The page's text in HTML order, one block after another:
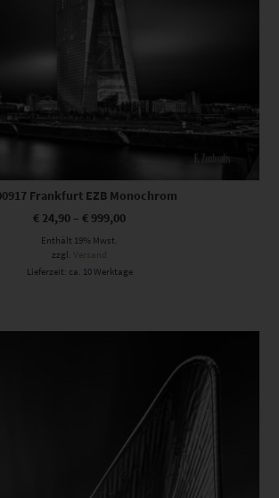
Frankfurt EZB Monochrom
€ 24,90 – € 999,00
Enthält 19% Mwst.
zzgl. Versand
Lieferzeit: ca. 10 Werktage
Dieses Produkt weist mehrere Varianten auf. Die Optionen können auf der Produktseite gewählt werden